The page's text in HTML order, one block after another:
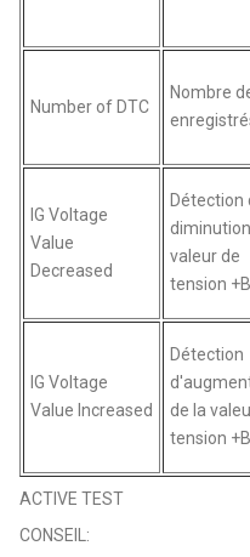
Number of DTC
Nombre
IG Voltage
Value
Decreased
Détection
valeur de
tension
IG Voltage
Value Increased
Détection
de la
tension
ACTIVE TEST
CONSEIL: